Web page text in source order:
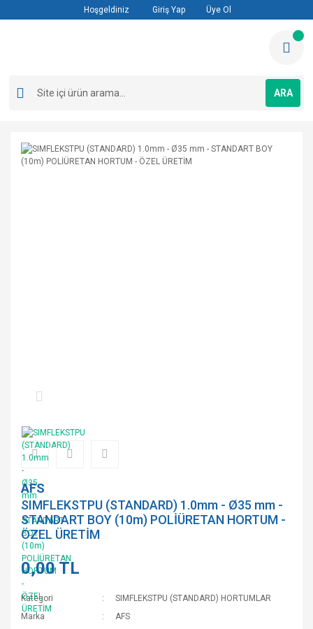
Hoşgeldiniz Giriş Yap Üye Ol
ARA
AFS
SIMFLEKSTPU (STANDARD) 1.0mm - Ø35 mm -
STANDART BOY (10m) POLİÜRETAN HORTUM -
ÖZEL ÜRETİM
0,00 TL
Kategori
SIMFLEKSTPU (STANDARD) HORTUMLAR
Marka
AFS